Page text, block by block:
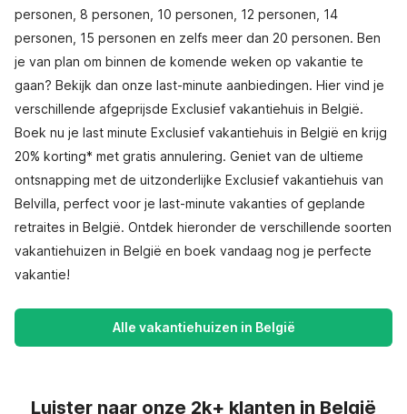
personen, 8 personen, 10 personen, 12 personen, 14
personen, 15 personen en zelfs meer dan 20 personen. Ben
je van plan om binnen de komende weken op vakantie te
gaan? Bekijk dan onze last-minute aanbiedingen. Hier vind je
verschillende afgeprijsde Exclusief vakantiehuis in België.
Boek nu je last minute Exclusief vakantiehuis in België en krijg
20% korting* met gratis annulering. Geniet van de ultieme
ontsnapping met de uitzonderlijke Exclusief vakantiehuis van
Belvilla, perfect voor je last-minute vakanties of geplande
retraites in België. Ontdek hieronder de verschillende soorten
vakantiehuizen in België en boek vandaag nog je perfecte
vakantie!
Alle vakantiehuizen in België
Luister naar onze 2k+ klanten in België